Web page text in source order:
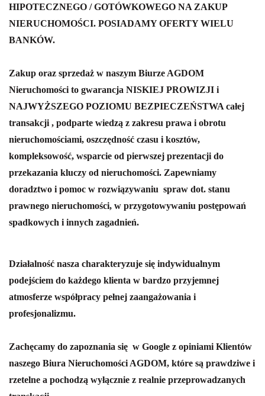
HIPOTECZNEGO / GOTÓWKOWEGO NA ZAKUP
NIERUCHOMOŚCI. POSIADAMY OFERTY WIELU
BANKÓW.
Zakup oraz sprzedaż w naszym Biurze AGDOM
Nieruchomości to gwarancja NISKIEJ PROWIZJI i
NAJWYŻSZEGO POZIOMU BEZPIECZEŃSTWA całej
transakcji , podparte wiedzą z zakresu prawa i obrotu
nieruchomościami, oszczędność czasu i kosztów,
kompleksowość, wsparcie od pierwszej prezentacji do
przekazania kluczy od nieruchomości. Zapewniamy
doradztwo i pomoc w rozwiązywaniu spraw dot. stanu
prawnego nieruchomości, w przygotowywaniu postępowań
spadkowych i innych zagadnień.
Działalność nasza charakteryzuje się indywidualnym
podejściem do każdego klienta w bardzo przyjemnej
atmosferze współpracy pełnej zaangażowania i
profesjonalizmu.
Zachęcamy do zapoznania się w Google z opiniami Klientów
naszego Biura Nieruchomości AGDOM, które są prawdziwe i
rzetelne a pochodzą wyłącznie z realnie przeprowadzanych